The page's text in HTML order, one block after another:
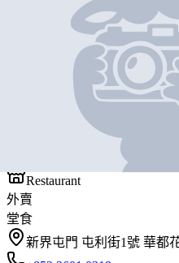
譚仔雲南米線
Restaurant
外賣
堂食
新界屯門 屯利街1號 華都